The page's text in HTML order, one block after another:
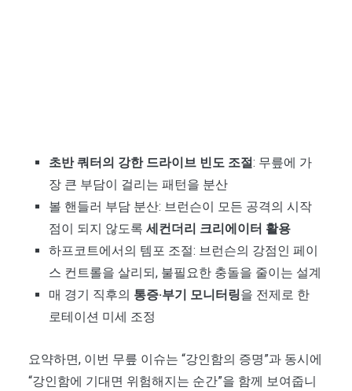
초반 쿼터의 강한 드라이브 빈도 조절: 무릎에 가
장 큰 부담이 걸리는 패턴을 분산
볼 핸들러 부담 분산: 브런슨이 모든 공격의 시작
점이 되지 않도록 세컨더리 크리에이터 활용
하프코트에서의 템포 조절: 브런슨의 강점인 페이
스 컨트롤을 살리되, 불필요한 충돌을 줄이는 설계
매 경기 직후의 통증·부기 모니터링을 전제로 한
로테이션 미세 조정
요약하면, 이번 무릎 이슈는 “강인함의 증명”과 동시에
“강인함에 기대면 위험해지는 순간”을 함께 보여줍니